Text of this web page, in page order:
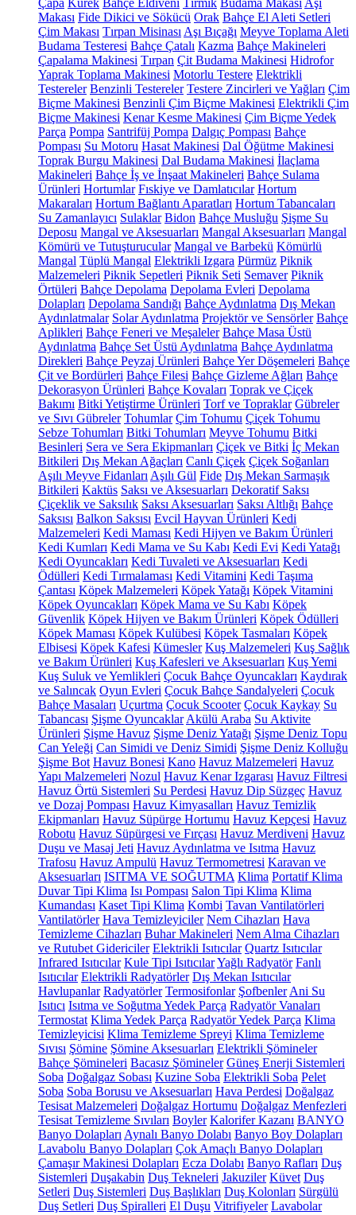
Çapa Kürek Bahçe Eldiveni Tırmık Budama Makası Aşı
Makası Fide Dikici ve Sökücü Orak Bahçe El Aleti Setleri
Çim Makası Tırpan Misinası Aşı Bıçağı Meyve Toplama Aleti
Budama Testeresi Bahçe Çatalı Kazma Bahçe Makineleri
Çapalama Makinesi Tırpan Çit Budama Makinesi Hidrofor
Yaprak Toplama Makinesi Motorlu Testere Elektrikli
Testereler Benzinli Testereler Testere Zincirleri ve Yağları Çim
Biçme Makinesi Benzinli Çim Biçme Makinesi Elektrikli Çim
Biçme Makinesi Kenar Kesme Makinesi Çim Biçme Yedek
Parça Pompa Santrifüj Pompa Dalgıç Pompası Bahçe
Pompası Su Motoru Hasat Makinesi Dal Öğütme Makinesi
Toprak Burgu Makinesi Dal Budama Makinesi İlaçlama
Makineleri Bahçe İş ve İnşaat Makineleri Bahçe Sulama
Ürünleri Hortumlar Fıskiye ve Damlatıcılar Hortum
Makaraları Hortum Bağlantı Aparatları Hortum Tabancaları
Su Zamanlayıcı Sulaklar Bidon Bahçe Musluğu Şişme Su
Deposu Mangal ve Aksesuarları Mangal Aksesuarları Mangal
Kömürü ve Tutuşturucular Mangal ve Barbekü Kömürlü
Mangal Tüplü Mangal Elektrikli Izgara Pürmüz Piknik
Malzemeleri Piknik Sepetleri Piknik Seti Semaver Piknik
Örtüleri Bahçe Depolama Depolama Evleri Depolama
Dolapları Depolama Sandığı Bahçe Aydınlatma Dış Mekan
Aydınlatmalar Solar Aydınlatma Projektör ve Sensörler Bahçe
Aplikleri Bahçe Feneri ve Meşaleler Bahçe Masa Üstü
Aydınlatma Bahçe Set Üstü Aydınlatma Bahçe Aydınlatma
Direkleri Bahçe Peyzaj Ürünleri Bahçe Yer Döşemeleri Bahçe
Çit ve Bordürleri Bahçe Filesi Bahçe Gizleme Ağları Bahçe
Dekorasyon Ürünleri Bahçe Kovaları Toprak ve Çiçek
Bakımı Bitki Yetiştirme Ürünleri Torf ve Topraklar Gübreler
ve Sıvı Gübreler Tohumlar Çim Tohumu Çiçek Tohumu
Sebze Tohumları Bitki Tohumları Meyve Tohumu Bitki
Besinleri Sera ve Sera Ekipmanları Çiçek ve Bitki İç Mekan
Bitkileri Dış Mekan Ağaçları Canlı Çiçek Çiçek Soğanları
Aşılı Meyve Fidanları Aşılı Gül Fide Dış Mekan Sarmaşık
Bitkileri Kaktüs Saksı ve Aksesuarları Dekoratif Saksı
Çiçeklik ve Saksılık Saksı Aksesuarları Saksı Altlığı Bahçe
Saksısı Balkon Saksısı Evcil Hayvan Ürünleri Kedi
Malzemeleri Kedi Maması Kedi Hijyen ve Bakım Ürünleri
Kedi Kumları Kedi Mama ve Su Kabı Kedi Evi Kedi Yatağı
Kedi Oyuncakları Kedi Tuvaleti ve Aksesuarları Kedi
Ödülleri Kedi Tırmalaması Kedi Vitamini Kedi Taşıma
Çantası Köpek Malzemeleri Köpek Yatağı Köpek Vitamini
Köpek Oyuncakları Köpek Mama ve Su Kabı Köpek
Güvenlik Köpek Hijyen ve Bakım Ürünleri Köpek Ödülleri
Köpek Maması Köpek Kulübesi Köpek Tasmaları Köpek
Elbisesi Köpek Kafesi Kümesler Kuş Malzemeleri Kuş Sağlık
ve Bakım Ürünleri Kuş Kafesleri ve Aksesuarları Kuş Yemi
Kuş Suluk ve Yemlikleri Çocuk Bahçe Oyuncakları Kaydırak
ve Salıncak Oyun Evleri Çocuk Bahçe Sandalyeleri Çocuk
Bahçe Masaları Uçurtma Çocuk Scooter Çocuk Kaykay Su
Tabancası Şişme Oyuncaklar Akülü Araba Su Aktivite
Ürünleri Şişme Havuz Şişme Deniz Yatağı Şişme Deniz Topu
Can Yeleği Can Simidi ve Deniz Simidi Şişme Deniz Kolluğu
Şişme Bot Havuz Bonesi Kano Havuz Malzemeleri Havuz
Yapı Malzemeleri Nozul Havuz Kenar Izgarası Havuz Filtresi
Havuz Örtü Sistemleri Su Perdesi Havuz Dip Süzgeç Havuz
ve Dozaj Pompası Havuz Kimyasalları Havuz Temizlik
Ekipmanları Havuz Süpürge Hortumu Havuz Kepçesi Havuz
Robotu Havuz Süpürgesi ve Fırçası Havuz Merdiveni Havuz
Duşu ve Masaj Jeti Havuz Aydınlatma ve Isıtma Havuz
Trafosu Havuz Ampulü Havuz Termometresi Karavan ve
Aksesuarları ISITMA VE SOĞUTMA Klima Portatif Klima
Duvar Tipi Klima Isı Pompası Salon Tipi Klima Klima
Kumandası Kaset Tipi Klima Kombi Tavan Vantilatörleri
Vantilatörler Hava Temizleyiciler Nem Cihazları Hava
Temizleme Cihazları Buhar Makineleri Nem Alma Cihazları
ve Rutubet Gidericiler Elektrikli Isıtıcılar Quartz Isıtıcılar
Infrared Isıtıcılar Kule Tipi IsıtıcılarYağlı Radyatör Fanlı
Isıtıcılar Elektrikli Radyatörler Dış Mekan Isıtıcılar
Havlupanlar Radyatörler Termosifonlar Şofbenler Ani Su
Isıtıcı Isıtma ve Soğutma Yedek Parça Radyatör Vanaları
Termostat Klima Yedek Parça Radyatör Yedek Parça Klima
Temizleyicisi Klima Temizleme Spreyi Klima Temizleme
Sıvısı Şömine Şömine Aksesuarları Elektrikli Şömineler
Bahçe Şömineleri Bacasız Şömineler Güneş Enerji Sistemleri
Soba Doğalgaz Sobası Kuzine Soba Elektrikli Soba Pelet
Soba Soba Borusu ve Aksesuarları Hava Perdesi Doğalgaz
Tesisat Malzemeleri Doğalgaz Hortumu Doğalgaz Menfezleri
Tesisat Temizleme Sıvıları Boyler Kalorifer Kazanı BANYO
Banyo Dolapları Aynalı Banyo Dolabı Banyo Boy Dolapları
Lavabolu Banyo Dolapları Çok Amaçlı Banyo Dolapları
Çamaşır Makinesi Dolapları Ecza Dolabı Banyo Rafları Duş
Sistemleri Duşakabin Duş Tekneleri Jakuziler Küvet Duş
Setleri Duş Sistemleri Duş Başlıkları Duş Kolonları Sürgülü
Duş Setleri Duş Spiralleri El Duşu Vitrifiyeler Lavabolar